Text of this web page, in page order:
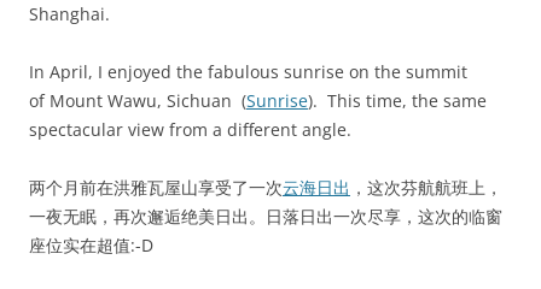
Shanghai.
In April, I enjoyed the fabulous sunrise on the summit
of Mount Wawu, Sichuan (Sunrise). This time, the same
spectacular view from a different angle.
两个月前在洪雅瓦屋山享受了一次云海日出 ，这次芬航航班上，
一夜无眠，再次邂逅绝美日出。日落日出一次尽享，这次的临窗
座位实在超值:-D